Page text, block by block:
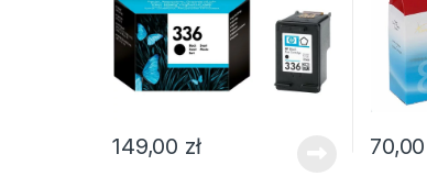
149,00 zł 70,00